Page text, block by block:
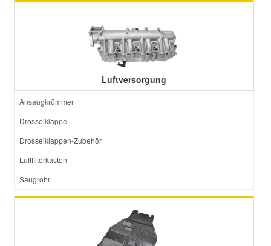
Luftversorgung
Ansaugkrümmer
Drosselklappe
Drosselklappen-Zubehör
Luftfilterkasten
Saugrohr